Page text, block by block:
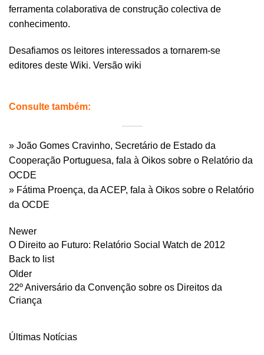
ferramenta colaborativa de construção colectiva de
conhecimento.
Desafiamos os leitores interessados a tornarem-se
editores deste Wiki. Versão wiki
Consulte também:
» João Gomes Cravinho, Secretário de Estado da
Cooperação Portuguesa, fala à Oikos sobre o Relatório da
OCDE
» Fátima Proença, da ACEP, fala à Oikos sobre o Relatório
da OCDE
Newer
O Direito ao Futuro: Relatório Social Watch de 2012
Back to list
Older
22º Aniversário da Convenção sobre os Direitos da
Criança
Últimas Notícias